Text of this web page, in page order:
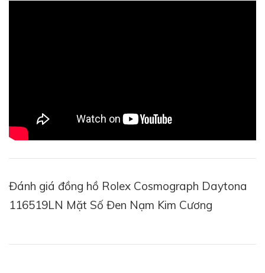
Đánh giá đồng hồ Rolex Cosmograph Daytona
116519LN Mặt Số Đen Nạm Kim Cương